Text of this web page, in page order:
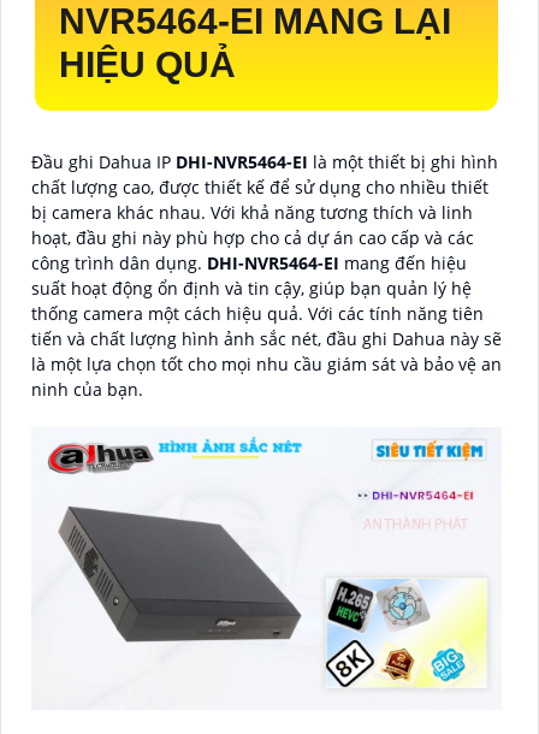
NVR5464-EI MANG LẠI
HIỆU QUẢ
Đầu ghi Dahua IP DHI-NVR5464-EI là một thiết bị ghi hình
chất lượng cao, được thiết kế để sử dụng cho nhiều thiết
bị camera khác nhau. Với khả năng tương thích và linh
hoạt, đầu ghi này phù hợp cho cả dự án cao cấp và các
công trình dân dụng. DHI-NVR5464-EI mang đến hiệu
suất hoạt động ổn định và tin cậy, giúp bạn quản lý hệ
thống camera một cách hiệu quả. Với các tính năng tiên
tiến và chất lượng hình ảnh sắc nét, đầu ghi Dahua này sẽ
là một lựa chọn tốt cho mọi nhu cầu giám sát và bảo vệ an
ninh của bạn.